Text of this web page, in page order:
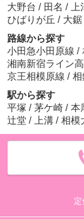
大野台 / 田名 /
ひばりが丘 / 大鋸
路線から探す
小田急小田原線 /
湘南新宿ライン
京王相模原線 / 相
駅から探す
平塚 / 茅ケ崎 / 本
辻堂 / 上溝 / 相模
定